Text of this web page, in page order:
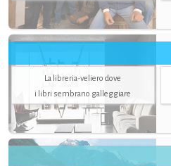
La libreria-veliero dove
i libri sembrano galleggiare